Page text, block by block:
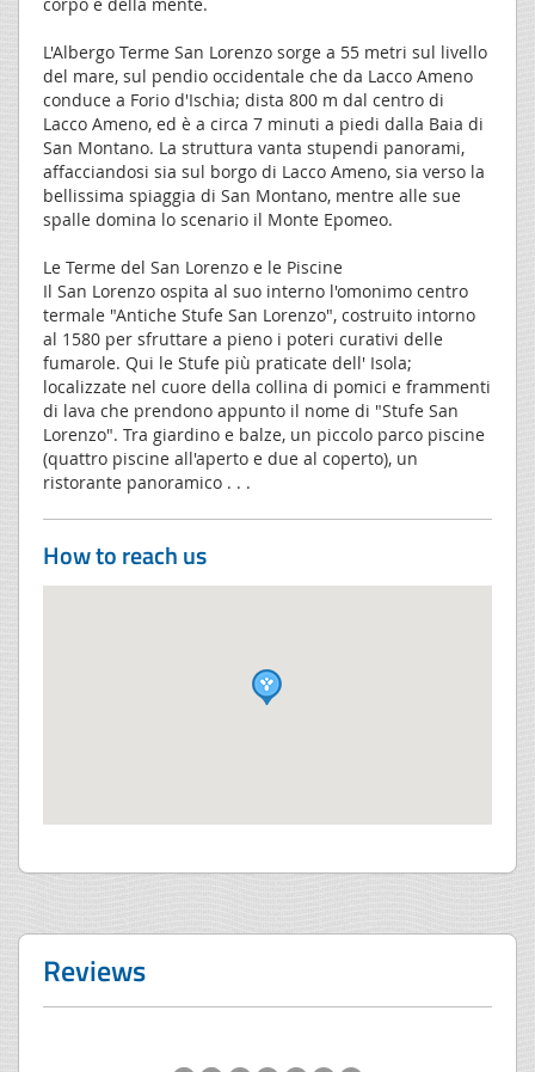
L'Albergo Terme San Lorenzo sorge a 55 metri sul livello
del mare, sul pendio occidentale che da Lacco Ameno
conduce a Forio d'Ischia; dista 800 m dal centro di
Lacco Ameno, ed è a circa 7 minuti a piedi dalla Baia di
San Montano. La struttura vanta stupendi panorami,
affacciandosi sia sul borgo di Lacco Ameno, sia verso la
bellissima spiaggia di San Montano, mentre alle sue
spalle domina lo scenario il Monte Epomeo.
Le Terme del San Lorenzo e le Piscine
Il San Lorenzo ospita al suo interno l'omonimo centro
termale "Antiche Stufe San Lorenzo", costruito intorno
al 1580 per sfruttare a pieno i poteri curativi delle
fumarole. Qui le Stufe più praticate dell' Isola;
localizzate nel cuore della collina di pomici e frammenti
di lava che prendono appunto il nome di "Stufe San
Lorenzo". Tra giardino e balze, un piccolo parco piscine
(quattro piscine all'aperto e due al coperto), un
ristorante panoramico . . .
How to reach us
Reviews